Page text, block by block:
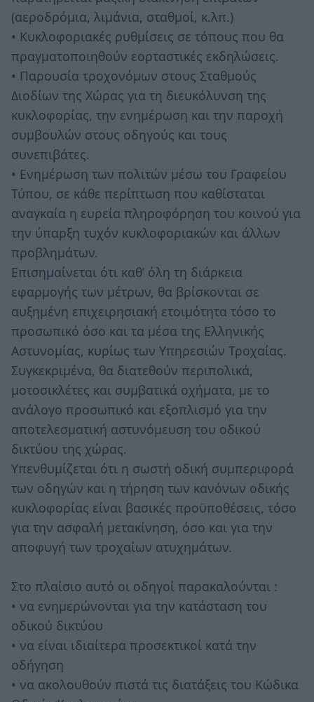
(αεροδρόμια, λιμάνια, σταθμοί, κ.λπ.)
• Κυκλοφοριακές ρυθμίσεις σε τόπους που θα
πραγματοποιηθούν εορταστικές εκδηλώσεις.
• Παρουσία τροχονόμων στους Σταθμούς
Διοδίων της Χώρας για τη διευκόλυνση της
κυκλοφορίας, την ενημέρωση και την παροχή
συμβουλών στους οδηγούς και τους
συνεπιβάτες.
• Ενημέρωση των πολιτών μέσω του Γραφείου
Τύπου, σε κάθε περίπτωση που καθίσταται
αναγκαία η ευρεία πληροφόρηση του κοινού για
την ύπαρξη τυχόν κυκλοφοριακών και άλλων
προβλημάτων.
Επισημαίνεται ότι καθ’ όλη τη διάρκεια
εφαρμογής των μέτρων, θα βρίσκονται σε
αυξημένη επιχειρησιακή ετοιμότητα τόσο το
προσωπικό όσο και τα μέσα της Ελληνικής
Αστυνομίας, κυρίως των Υπηρεσιών Τροχαίας.
Συγκεκριμένα, θα διατεθούν περιπολικά,
μοτοσικλέτες και συμβατικά οχήματα, με το
ανάλογο προσωπικό και εξοπλισμό για την
αποτελεσματική αστυνόμευση του οδικού
δικτύου της χώρας.
Υπενθυμίζεται ότι η σωστή οδική συμπεριφορά
των οδηγών και η τήρηση των κανόνων οδικής
κυκλοφορίας είναι βασικές προϋποθέσεις, τόσο
για την ασφαλή μετακίνηση, όσο και για την
αποφυγή των τροχαίων ατυχημάτων.
Στο πλαίσιο αυτό οι οδηγοί παρακαλούνται :
• να ενημερώνονται για την κατάσταση του
οδικού δικτύου
• να είναι ιδιαίτερα προσεκτικοί κατά την
οδήγηση
• να ακολουθούν πιστά τις διατάξεις του Κώδικα